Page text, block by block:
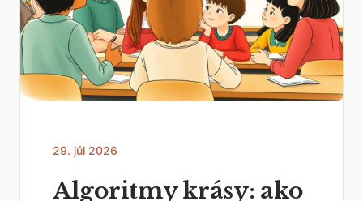
29. júl 2026
Algoritmy krásy: ako